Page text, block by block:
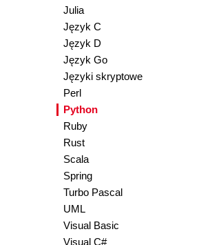
Julia
Język C
Język D
Język Go
Języki skryptowe
Perl
Python
Ruby
Rust
Scala
Spring
Turbo Pascal
UML
Visual Basic
Visual C#